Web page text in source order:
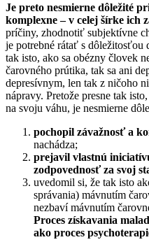
Je preto nesmierne dôležité
komplexne – v celej šírke ich
príčiny, zhodnotiť subjektívne
je potrebné rátať s dôležitosťou
tak isto, ako sa obézny človek
čarovného prútika, tak sa ani
depresívnym, len tak z ničoho
nápravy. Pretože presne tak
na svoju váhu, je nesmierne
pochopil závažnosť a
nachádza;
prejavil vlastnú
zodpovednosť za svoj
uvedomil si, že tak isto
správania) mávnutím
nezbaví mávnutím
Proces získavania
ako proces